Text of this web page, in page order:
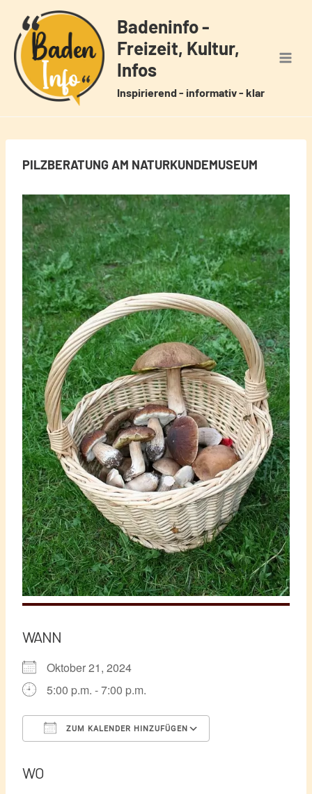
Inhalt
springen
Badeninfo -
Freizeit, Kultur,
Infos
Inspirierend - informativ - klar
PILZBERATUNG AM NATURKUNDEMUSEUM
WANN
Oktober 21, 2024
5:00 p.m. - 7:00 p.m.
ZUM KALENDER HINZUFÜGEN
WO